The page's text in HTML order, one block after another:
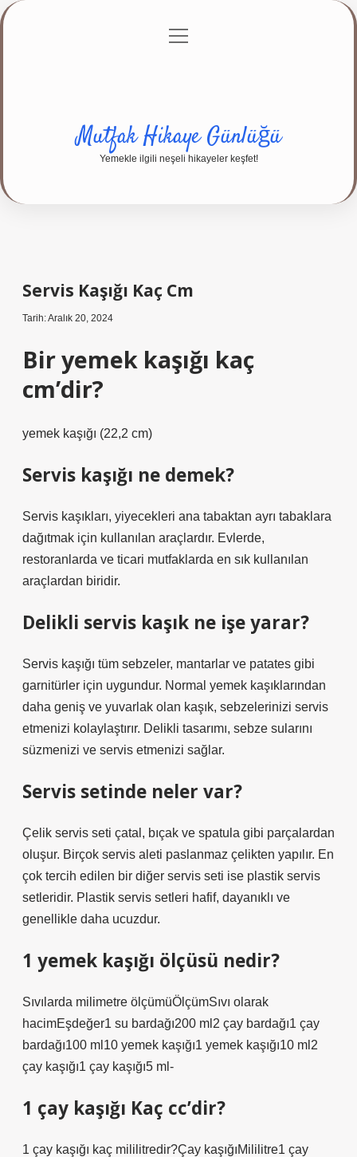
Gizlilik Politikası
menüyü
Mutfak Hikaye Günlüğü
Yemekle ilgili neşeli hikayeler keşfet!
Servis Kaşığı Kaç Cm
Tarih: Aralık 20, 2024
Bir yemek kaşığı kaç
cm’dir?
yemek kaşığı (22,2 cm)
Servis kaşığı ne demek?
Servis kaşıkları, yiyecekleri ana tabaktan ayrı tabaklara
dağıtmak için kullanılan araçlardır. Evlerde,
restoranlarda ve ticari mutfaklarda en sık kullanılan
araçlardan biridir.
Delikli servis kaşık ne işe yarar?
Servis kaşığı tüm sebzeler, mantarlar ve patates gibi
garnitürler için uygundur. Normal yemek kaşıklarından
daha geniş ve yuvarlak olan kaşık, sebzelerinizi servis
etmenizi kolaylaştırır. Delikli tasarımı, sebze sularını
süzmenizi ve servis etmenizi sağlar.
Servis setinde neler var?
Çelik servis seti çatal, bıçak ve spatula gibi parçalardan
oluşur. Birçok servis aleti paslanmaz çelikten yapılır. En
çok tercih edilen bir diğer servis seti ise plastik servis
setleridir. Plastik servis setleri hafif, dayanıklı ve
genellikle daha ucuzdur.
1 yemek kaşığı ölçüsü nedir?
Sıvılarda milimetre ölçümüÖlçümSıvı olarak
hacimEşdeğer1 su bardağı200 ml2 çay bardağı1 çay
bardağı100 ml10 yemek kaşığı1 yemek kaşığı10 ml2
çay kaşığı1 çay kaşığı5 ml-
1 çay kaşığı Kaç cc’dir?
1 çay kaşığı kaç mililitredir?Çay kaşığıMililitre1 çay